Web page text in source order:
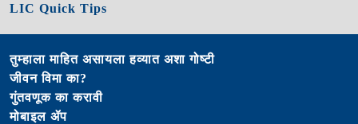
LIC Quick Tips
तुम्हाला माहित असायला हव्यात अशा गोष्टी
जीवन विमा का?
गुंतवणूक का करावी
मोबाइल ॲप